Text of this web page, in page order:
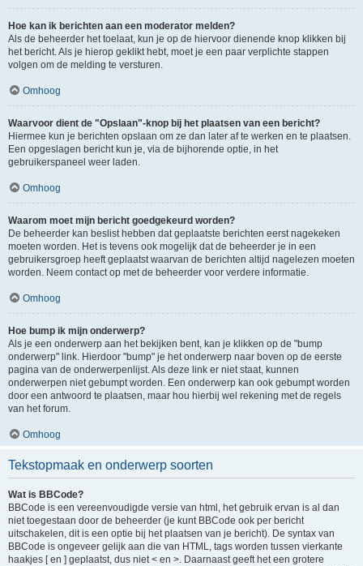
Hoe kan ik berichten aan een moderator melden?
Als de beheerder het toelaat, kun je op de hiervoor dienende knop klikken bij
het bericht. Als je hierop geklikt hebt, moet je een paar verplichte stappen
volgen om de melding te versturen.
Omhoog
Waarvoor dient de "Opslaan"-knop bij het plaatsen van een bericht?
Hiermee kun je berichten opslaan om ze dan later af te werken en te plaatsen.
Een opgeslagen bericht kun je, via de bijhorende optie, in het
gebruikerspaneel weer laden.
Omhoog
Waarom moet mijn bericht goedgekeurd worden?
De beheerder kan beslist hebben dat geplaatste berichten eerst nagekeken
moeten worden. Het is tevens ook mogelijk dat de beheerder je in een
gebruikersgroep heeft geplaatst waarvan de berichten altijd nagelezen moeten
worden. Neem contact op met de beheerder voor verdere informatie.
Omhoog
Hoe bump ik mijn onderwerp?
Als je een onderwerp aan het bekijken bent, kan je klikken op de "bump
onderwerp" link. Hierdoor "bump" je het onderwerp naar boven op de eerste
pagina van de onderwerpenlijst. Als deze link er niet staat, kunnen
onderwerpen niet gebumpt worden. Een onderwerp kan ook gebumpt worden
door een antwoord te plaatsen, maar hou hierbij wel rekening met de regels
van het forum.
Omhoog
Tekstopmaak en onderwerp soorten
Wat is BBCode?
BBCode is een vereenvoudigde versie van html, het gebruik ervan is al dan
niet toegestaan door de beheerder (je kunt BBCode ook per bericht
uitschakelen, dit is een optie bij het plaatsen van je bericht). De syntax van
BBCode is ongeveer gelijk aan die van HTML, tags worden tussen vierkante
haakjes [ en ] geplaatst, dus niet < en >. Daarnaast geeft het een grotere